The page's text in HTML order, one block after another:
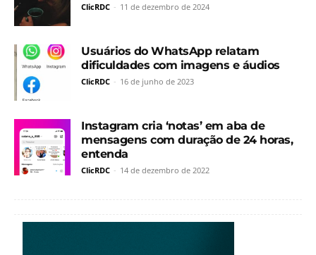
ClicRDC - 11 de dezembro de 2024
Usuários do WhatsApp relatam
dificuldades com imagens e áudios
ClicRDC - 16 de junho de 2023
Instagram cria ‘notas’ em aba de
mensagens com duração de 24 horas,
entenda
ClicRDC - 14 de dezembro de 2022